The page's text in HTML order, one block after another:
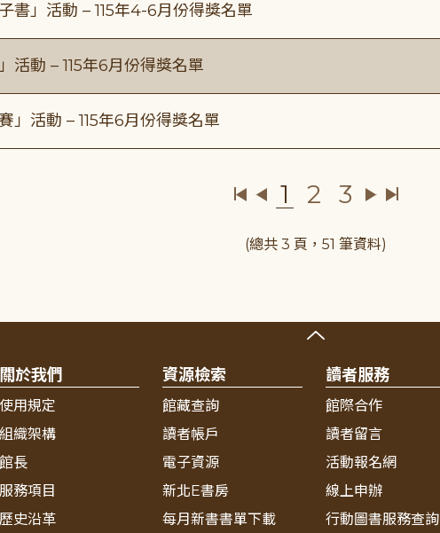
書」活動 – 115年4-6月份得獎名單
活動 – 115年6月份得獎名單
」活動 – 115年6月份得獎名單
1 2 3
(總共 3 頁，51 筆資料)
關於我們
使用規定
組織架構
館長
服務項目
歷史沿革
資源檢索
館藏查詢
讀者帳戶
電子資源
新北E書房
每月新書書單下載
讀者服務
館際合作
讀者留言
活動報名網
線上申辦
行動圖書服務查詢